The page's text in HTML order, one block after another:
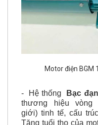
Motor điện BGM
thương hiệu
giới) tinh tế, cấu
Tăng tuổi thọ của
sửa chữa,...